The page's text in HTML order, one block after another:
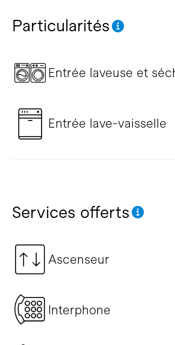
Particularités
Entrée laveuse et
Entrée lave-vaisselle
Services offerts
Ascenseur
Interphone